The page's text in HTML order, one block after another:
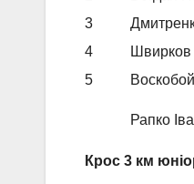
3
4
Швирков
5
Рапко
Крос 3 км